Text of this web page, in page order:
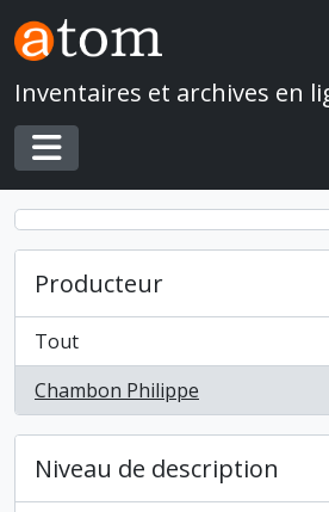
Skip to main content
Inventaires et archives en
Toggle navigation
Producteur
Tout
Chambon Philippe
, 1 résultats
Niveau de description